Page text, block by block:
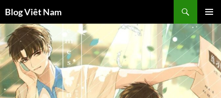
đến
nội
dung
Blog Viêt Nam
kiếm
TRÌNH
ĐƠN CƠ
SỞ